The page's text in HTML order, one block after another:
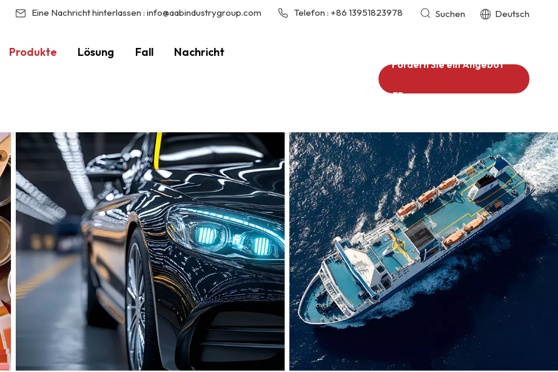
Eine Nachricht hinterlassen : info@aabindustrygroup.com Telefon : +86 13951823978 Suchen Deutsch
Produkte Lösung Fall Nachricht
Fordern Sie ein Angebot
an